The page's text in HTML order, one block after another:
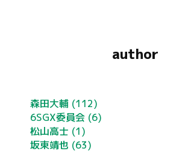
author
森田大輔 (112)
6SGX委員会 (6)
松山高士 (1)
坂東靖也 (63)